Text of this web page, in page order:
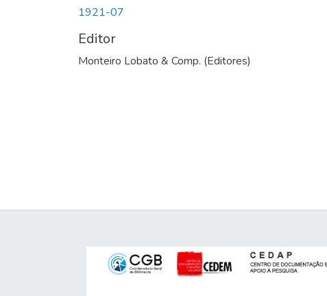
1921-07
Editor
Monteiro Lobato & Comp. (Editores)